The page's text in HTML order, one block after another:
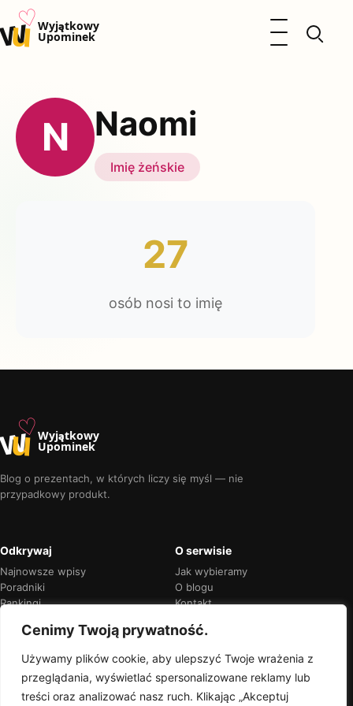
Cenimy Twoją prywatność.
Używamy plików cookie, aby ulepszyć Twoje wrażenia z
przeglądania, wyświetlać spersonalizowane reklamy lub
treści oraz analizować nasz ruch. Klikając „Akceptuj
u♡Wyjątkowy
Upominek
Otwórz menu
Kalendarz Imienin
Kobieta
Okazje
Katalog prezentów
N Naomi
Imię żeńskie
27
osób nosi to imię
u♡Wyjątkowy
Upominek
Blog o prezentach, w których liczy się myśl — nie
przypadkowy produkt.
Odkrywaj
Najnowsze wpisy
Poradniki
Rankingi
O serwisie
Jak wybieramy
O blogu
Kontakt
Przejrzyste rekomendacje